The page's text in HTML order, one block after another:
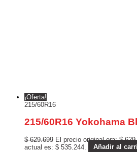
¡Oferta!
215/60R16
215/60R16 Yokohama
$629.699 El precio original era: $
actual es: $ 535.244.
Añadir al